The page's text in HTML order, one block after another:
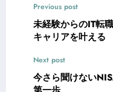
Previous post
未経験からのIT転
キャリアを叶える
Next post
今さら聞けない